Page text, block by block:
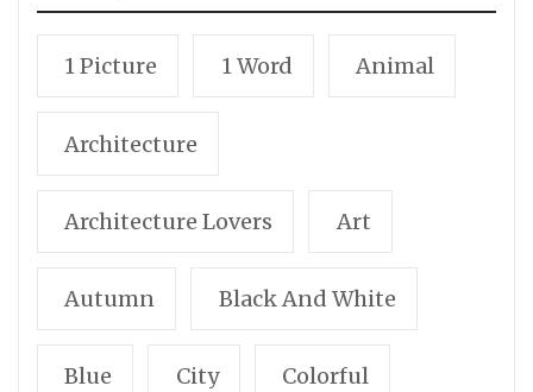
1 Picture 1 Word Animal
Architecture
Architecture Lovers Art
Autumn Black And White
Blue City Colorful